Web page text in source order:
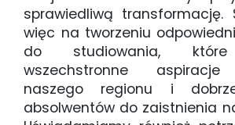
sprawiedliwą transformację.
więc na tworzeniu
do studiowania, które
wszechstronne aspiracje
naszego regionu i
absolwentów do zaistnienia